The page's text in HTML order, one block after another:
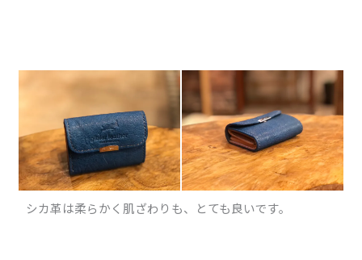
シカ革は柔らかく肌ざわりも、とても良いです。